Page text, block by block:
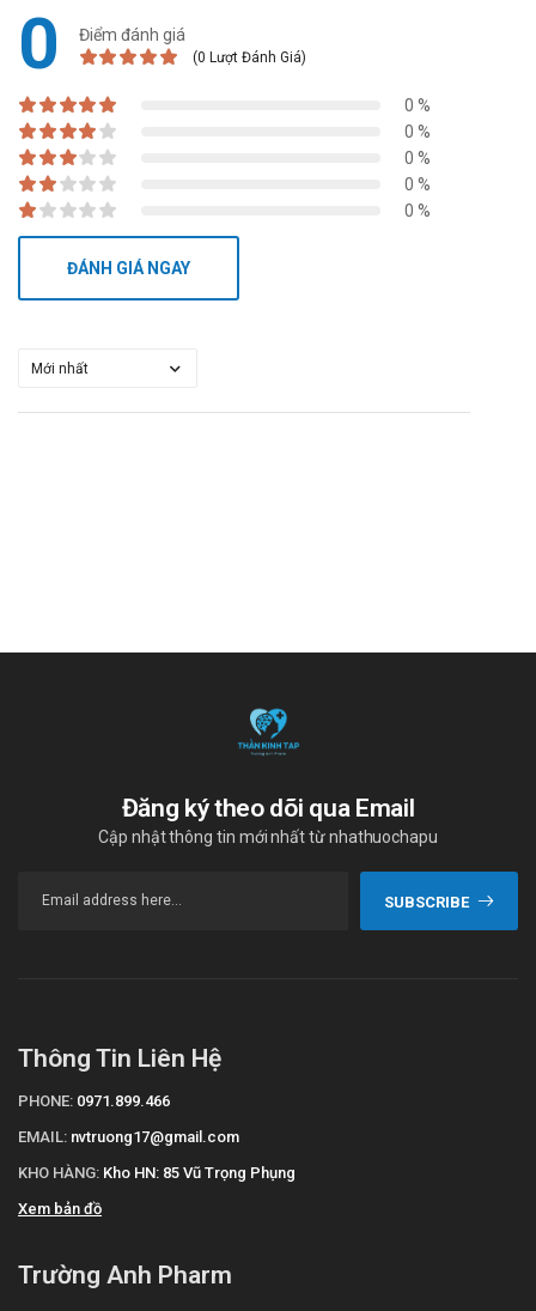
0 Điểm đánh giá
(0 Lượt Đánh Giá)
0 %
0 %
0 %
0 %
0 %
ĐÁNH GIÁ NGAY
Đăng ký theo dõi qua Email
Cập nhật thông tin mới nhất từ nhathuochapu
SUBSCRIBE
Thông Tin Liên Hệ
PHONE: 0971.899.466
EMAIL: nvtruong17@gmail.com
KHO HÀNG: Kho HN: 85 Vũ Trọng Phụng
Xem bản đồ
Trường Anh Pharm